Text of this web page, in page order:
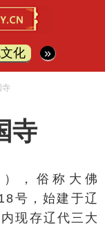
化 »
寺
寺
，俗称大佛
号，始建于辽
现存辽代三大